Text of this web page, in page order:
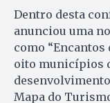
Dentro desta
anunciou uma
como “Encantos
oito municípios
Mapa do